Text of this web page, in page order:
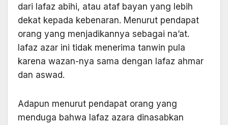
dari lafaz abihi, atau ataf bayan yang lebih
dekat kepada kebenaran. Menurut pendapat
orang yang menjadikannya sebagai na’at.
lafaz azar ini tidak menerima tanwin pula
karena wazan-nya sama dengan lafaz ahmar
dan aswad.
Adapun menurut pendapat orang yang
menduga bahwa lafaz azara dinasabkan